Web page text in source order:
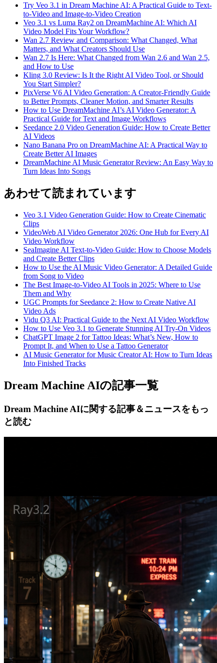
Try Veo 3.1 in Dream Machine AI: A Practical Guide to Text-
to-Video and Image-to-Video Creation
Veo 3.1 vs Luma Ray2 on DreamMachine AI: Which AI
Video Model Fits Your Workflow?
Wan 2.7 Review and Comparison: What Changed, What
Matters, and What Creators Should Use
Wan 2.7 Is Here: What Changed from Wan 2.6 and Wan 2.5,
and How to Use
Kling 3.0 Review: Is It the Right AI Video Tool, or Should
You Start Simpler?
PixVerse V6 AI Video Generation: A Creator-Friendly Guide
to Better Prompts, Cleaner Motion, and Smarter Results
How to Use DreamMachine AI’s AI Video Generator: A
Practical Guide for Text and Image Workflows
Seedance 2.0 Video Generation Guide: How to Create Better
AI Videos
Nano Banana Pro on DreamMachine AI: A Practical Way to
Create Better AI Images
DreamMachine AI Music Generator Review: An Easy Way to
Turn Ideas Into Songs
あわせて読まれています
Veo 3.1 Video Generation Guide: How to Create Cinematic
Clips
VideoWeb AI Video Generator 2026: One Hub for Every AI
Video Workflow
SeaImagine AI Text-to-Video Guide: How to Choose Models
and Create Better Clips
How to Use the AI Music Video Generator: A Detailed Guide
from Song to Video
The Best Image-to-Video AI Tools in 2025: Where to Use
Them and Why
UGC Prompts for Seedance 2: How to Create Native AI
Video Ads
Vidu Q3 AI: Practical Guide to the Next AI Video Workflow
How to Use Veo 3.1 to Generate Stunning AI Try-On Videos
ChatGPT Image 2 for Tattoo Ideas: What’s New, How to
Prompt It, and When to Use a Tattoo Generator
AI Music Generator for Music Creator AI: How to Turn Ideas
Into Finished Tracks
Dream Machine AIの記事一覧
Dream Machine AIに関する記事＆ニュースをもっ
と読む